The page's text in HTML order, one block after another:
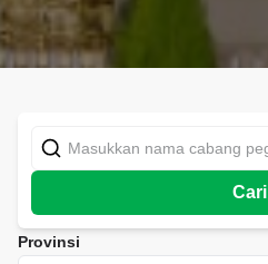
Cari
Provinsi